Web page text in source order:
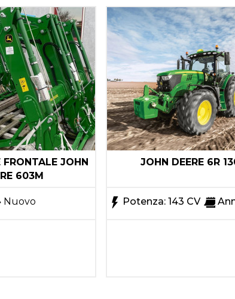
FRONTALE JOHN
603M
Nuovo
JOHN DEERE 6R
Potenza: 143 CV